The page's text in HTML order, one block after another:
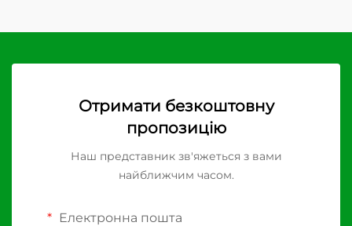
Отримати безкоштовну
пропозицію
Наш представник зв'яжеться з вами
найближчим часом.
Електронна пошта